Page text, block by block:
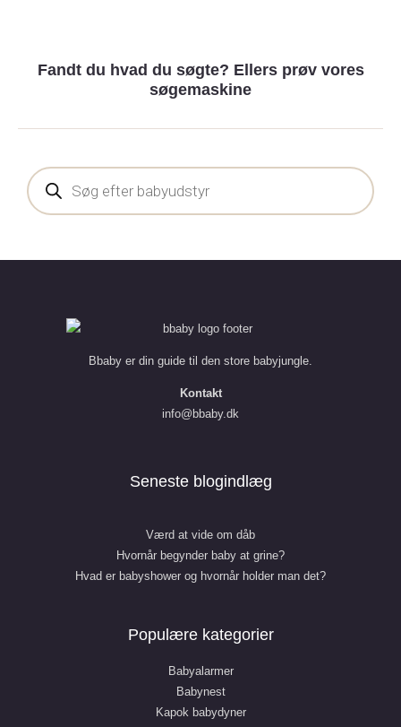
Fandt du hvad du søgte? Ellers prøv vores
søgemaskine
Bbaby er din guide til den store babyjungle.
Kontakt
info@bbaby.dk
Seneste blogindlæg
Værd at vide om dåb
Hvornår begynder baby at grine?
Hvad er babyshower og hvornår holder man det?
Populære kategorier
Babyalarmer
Babynest
Kapok babydyner